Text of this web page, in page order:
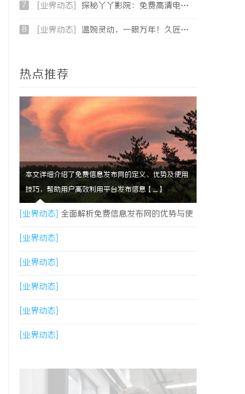
7 [业界动态] 探秘丫丫影院：免费高清电影体验的首选平台
8 [业界动态] 温婉灵动，一眼万年！久匠量身定制的眉眼唇，才是你整张脸的点睛之笔！淡颜系女生的气质加分项
热点推荐
本文详细介绍了免费信息发布网的定义、优势及使用
技巧，帮助用户高效利用平台发布信息【....】
[业界动态] 全面解析免费信息发布网的优势与使
用技巧
[业界动态]
[业界动态]
[业界动态]
[业界动态]
[业界动态]